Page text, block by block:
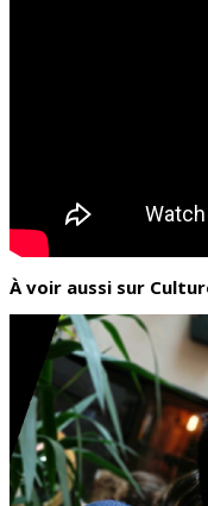
À voir aussi sur